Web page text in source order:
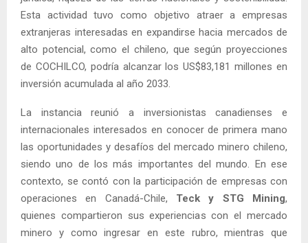
Esta actividad tuvo como objetivo atraer a empresas
extranjeras interesadas en expandirse hacia mercados de
alto potencial, como el chileno, que según proyecciones
de COCHILCO, podría alcanzar los US$83,181 millones en
inversión acumulada al año 2033.
La instancia reunió a inversionistas canadienses e
internacionales interesados en conocer de primera mano
las oportunidades y desafíos del mercado minero chileno,
siendo uno de los más importantes del mundo. En ese
contexto, se contó con la participación de empresas con
operaciones en Canadá-Chile, Teck y STG Mining,
quienes compartieron sus experiencias con el mercado
minero y como ingresar en este rubro, mientras que